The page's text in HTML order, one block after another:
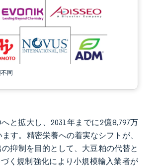
同
と拡大し、2031年までに2億8,797万
す。精密栄養への着実なシフトが、
抑制を目的として、大豆粕の代替と
く規制強化により小規模輸入業者が